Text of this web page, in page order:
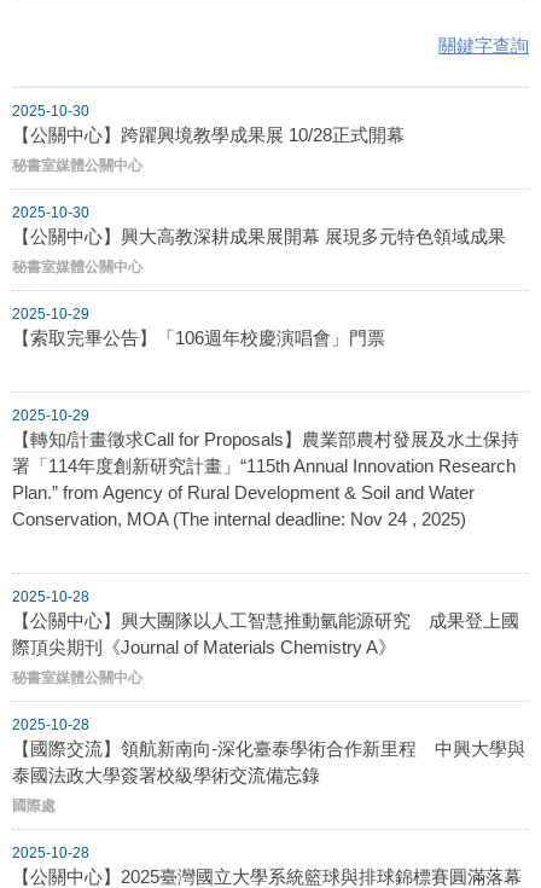
關鍵字查詢
2025-10-30
【公關中心】跨躍興境教學成果展 10/28正式開幕
秘書室媒體公關中心
2025-10-30
【公關中心】興大高教深耕成果展開幕 展現多元特色領域成果
秘書室媒體公關中心
2025-10-29
【索取完畢公告】「106週年校慶演唱會」門票
2025-10-29
【轉知/計畫徵求Call for Proposals】農業部農村發展及水土保持
署「114年度創新研究計畫」“115th Annual Innovation Research
Plan.” from Agency of Rural Development & Soil and Water
Conservation, MOA (The internal deadline: Nov 24 , 2025)
2025-10-28
【公關中心】興大團隊以人工智慧推動氫能源研究 成果登上國
際頂尖期刊《Journal of Materials Chemistry A》
秘書室媒體公關中心
2025-10-28
【國際交流】領航新南向-深化臺泰學術合作新里程 中興大學與
泰國法政大學簽署校級學術交流備忘錄
國際處
2025-10-28
【公關中心】2025臺灣國立大學系統籃球與排球錦標賽圓滿落幕